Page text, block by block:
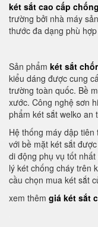
két sắt cao cấp
trường bởi nhà máy
thước đa dạng phù
Sản phẩm két sắt
kiểu dáng được cung
trường toàn quốc. Bề
xước. Công nghệ sơn
phẩm két sắt welko an
Hệ thống máy dập
với bề mặt két sắt
di động phụ vụ tốt
lý két chống cháy trên
cầu chọn mua két sắt
xem thêm giá két sắt